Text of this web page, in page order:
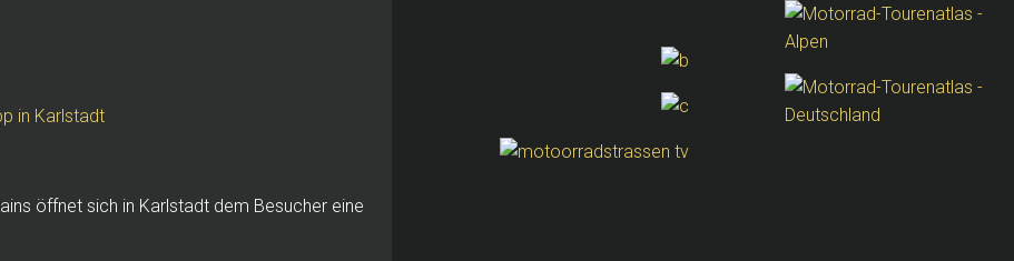
öffnet sich in Karlstadt dem Besucher eine